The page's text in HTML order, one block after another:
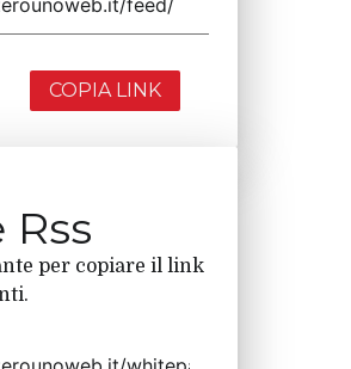
COPIA LINK
Rss
per copiare il link